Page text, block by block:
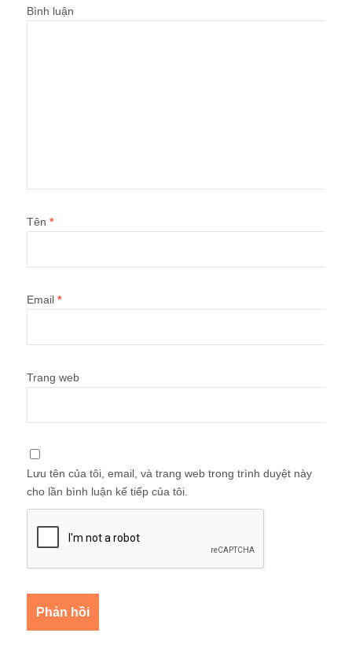
Bình luận
Tên *
Email *
Trang web
Lưu tên của tôi, email, và trang web trong trình duyệt này
cho lần bình luận kế tiếp của tôi.